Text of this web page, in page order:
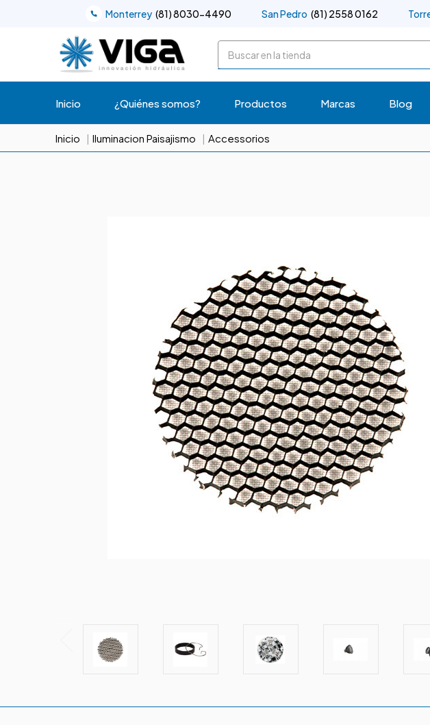
Monterrey (81) 8030-4490 San Pedro (81) 2558 0162
Buscar
Inicio ¿Quiénes somos? Productos Marcas Blog
Inicio Iluminacion Paisajismo Accessorios